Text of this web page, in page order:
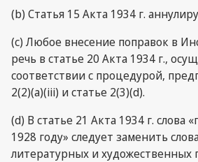
(b) Статья 15 Акта 1934 г.
(c) Любое внесение поправок в
речь в статье 20 Акта 1934 г.,
соответствии с процедурой,
2(2)(a)(iii) и статье 2(3)(d).
(d) В статье 21 Акта 1934 г. слова
1928 году» следует заменить
литературных и художественных